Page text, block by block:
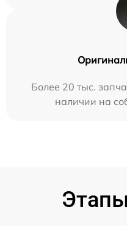
Более 20 тыс.
наличии на